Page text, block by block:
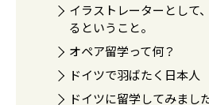
イラストレーターとして
るということ。
オペア留学って何？
ドイツで羽ばたく日本人
ドイツに留学してみま